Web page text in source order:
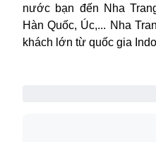
nước bạn đến Nha
Hàn Quốc, Úc,... Nha
khách lớn từ quốc gia